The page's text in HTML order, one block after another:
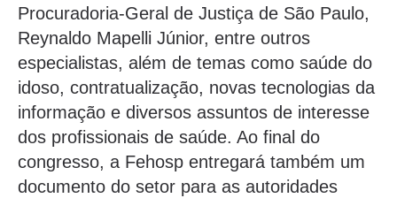
Procuradoria-Geral de Justiça de São Paulo,
Reynaldo Mapelli Júnior, entre outros
especialistas, além de temas como saúde do
idoso, contratualização, novas tecnologias da
informação e diversos assuntos de interesse
dos profissionais de saúde. Ao final do
congresso, a Fehosp entregará também um
documento do setor para as autoridades